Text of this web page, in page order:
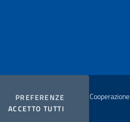
PREFERENZE COOKIES
ACCETTO TUTTI
degli Affari Esteri e della Cooperazione